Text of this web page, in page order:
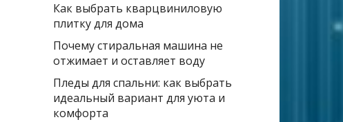
Как выбрать кварцвиниловую
плитку для дома
Почему стиральная машина не
отжимает и оставляет воду
Пледы для спальни: как выбрать
идеальный вариант для уюта и
комфорта